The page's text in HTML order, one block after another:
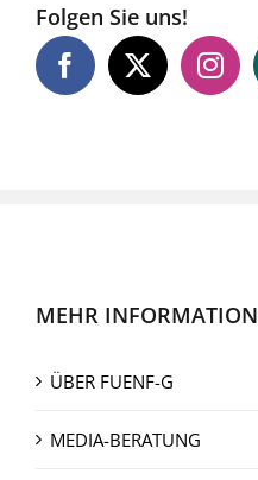
Folgen Sie uns!
MEHR
ÜBER FUENF-G
MEDIA-BERATUNG